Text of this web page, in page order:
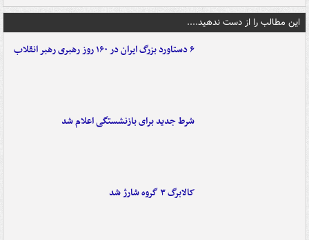
این مطالب را از دست ندهید....
۶ دستاورد بزرگ ایران در ۱۶۰ روز رهبری رهبر انقلاب
شرط جدید برای بازنشستگی اعلام شد
کالابرگ ۳ گروه شارژ شد